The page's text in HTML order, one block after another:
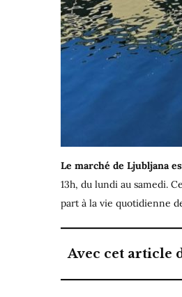
Le marché de Ljubljana
13h, du lundi au samedi.
part à la vie quotidienne
Avec cet article